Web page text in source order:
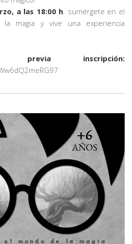
a las 18:00 h . sumérgete en el
magia y vive una experiencia
previa inscripción: